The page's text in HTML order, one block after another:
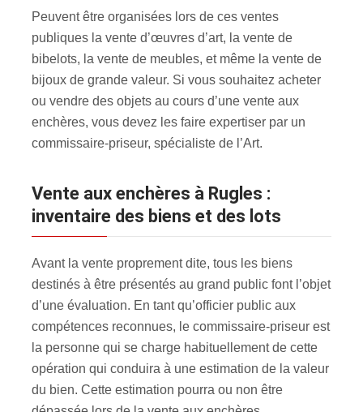
Peuvent être organisées lors de ces ventes
publiques la vente d’œuvres d’art, la vente de
bibelots, la vente de meubles, et même la vente de
bijoux de grande valeur. Si vous souhaitez acheter
ou vendre des objets au cours d’une vente aux
enchères, vous devez les faire expertiser par un
commissaire-priseur, spécialiste de l’Art.
Vente aux enchères à Rugles :
inventaire des biens et des lots
Avant la vente proprement dite, tous les biens
destinés à être présentés au grand public font l’objet
d’une évaluation. En tant qu’officier public aux
compétences reconnues, le commissaire-priseur est
la personne qui se charge habituellement de cette
opération qui conduira à une estimation de la valeur
du bien. Cette estimation pourra ou non être